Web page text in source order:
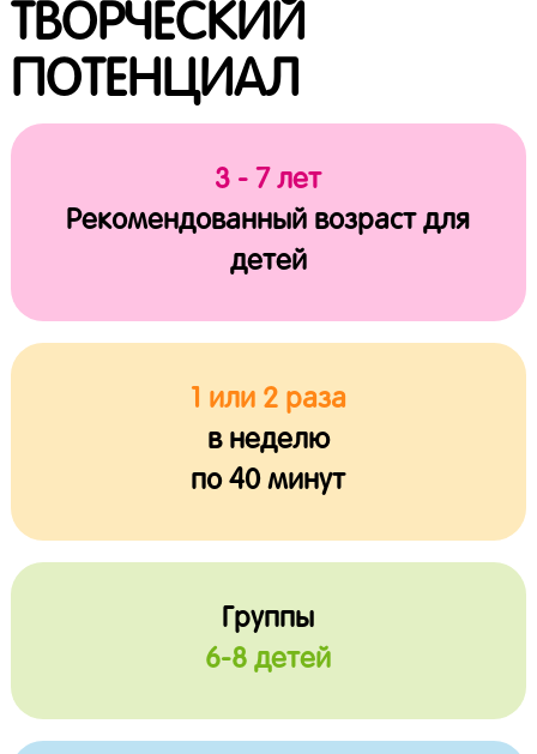
ТВОРЧЕСКИЙ
ПОТЕНЦИАЛ
3 - 7 лет
Рекомендованный возраст для
детей
1 или 2 раза
в неделю
по 40 минут
Группы
6-8 детей